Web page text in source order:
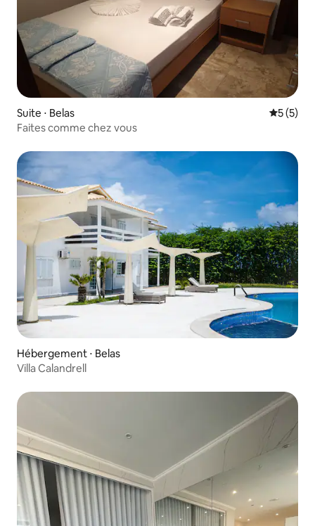
Suite ⋅ Belas
5 (5)
Faites comme chez vous
Hébergement ⋅ Belas
Villa Calandrell